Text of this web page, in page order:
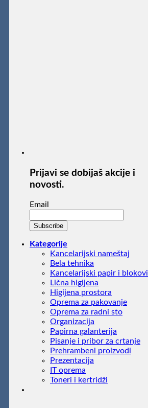
Prijavi se dobijaš akcije i
novosti.
Email
Kategorije
Kancelarijski nameštaj
Bela tehnika
Kancelarijski papir i blokovi
Lična higijena
Higijena prostora
Oprema za pakovanje
Oprema za radni sto
Organizacija
Papirna galanterija
Pisanje i pribor za crtanje
Prehrambeni proizvodi
Prezentacija
IT oprema
Toneri i kertridži